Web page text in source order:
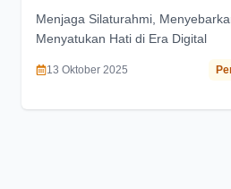
Menjaga Silaturahmi,
Menyatukan Hati di Era Digital
13 Oktober 2025